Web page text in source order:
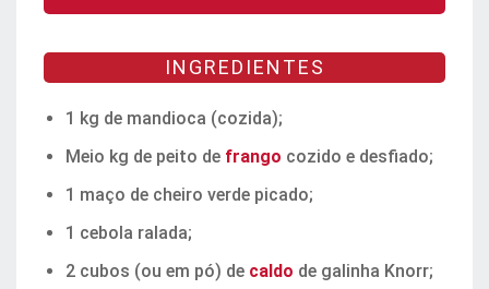
INGREDIENTES
1 kg de mandioca (cozida);
Meio kg de peito de frango cozido e desfiado;
1 maço de cheiro verde picado;
1 cebola ralada;
2 cubos (ou em pó) de caldo de galinha Knorr;